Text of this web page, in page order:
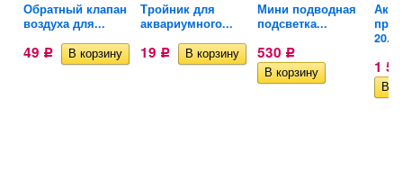
Обратный клапан
воздуха для...
49 Р
Тройник для
аквариумного...
19 Р
Мини подводная
подсветка...
530 Р
20...
1